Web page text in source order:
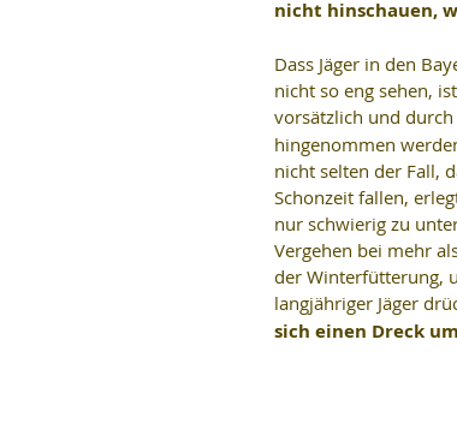
nicht hinschauen,
Dass Jäger in den
nicht so eng sehen,
vorsätzlich und
hingenommen
nicht selten der Fall,
Schonzeit fallen,
nur schwierig zu
Vergehen bei mehr
der Winterfütterung,
langjähriger Jäger
sich einen Dreck